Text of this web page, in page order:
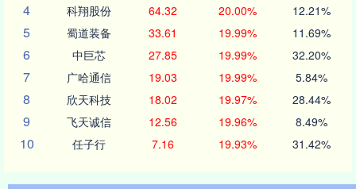
4 科翔股份 64.32 20.00% 12.21%
5 蜀道装备 33.61 19.99% 11.69%
6 中巨芯 27.85 19.99% 32.20%
7 广哈通信 19.03 19.99% 5.84%
8 欣天科技 18.02 19.97% 28.44%
9 飞天诚信 12.56 19.96% 8.49%
10 任子行 7.16 19.93% 31.42%